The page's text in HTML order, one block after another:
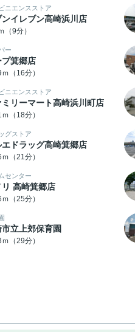
ニエンスストア
ンイレブン高崎浜川店
（9分）
ー
プ箕郷店
（16分）
ニエンスストア
ミリーマート高崎浜川町店
（18分）
グストア
エドラッグ高崎箕郷店
（21分）
センター
リ 高崎箕郷店
（25分）
立上郊保育園
（29分）